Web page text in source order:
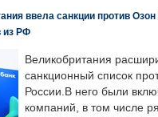
ввела санкции против
из РФ
Великобритания
санкционный список
России.В него были
компаний, в том числе